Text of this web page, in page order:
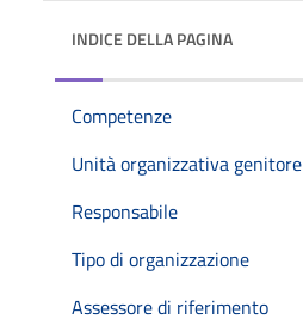
INDICE DELLA PAGINA
Competenze
Unità organizzativa genitore
Responsabile
Tipo di organizzazione
Assessore di riferimento